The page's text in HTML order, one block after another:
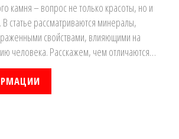
камня – вопрос не только красоты, но и
статье рассматриваются минералы,
свойствами, влияющими на
человека. Расскажем, чем отличаются
на организм и для чего их
Включены реальные советы по подбору и
в повседневной жизни. Понять, какой